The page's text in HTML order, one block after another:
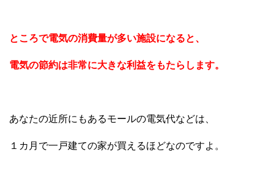
ところで電気の消費量が多い施設になると、
電気の節約は非常に大きな利益をもたらします。
あなたの近所にもあるモールの電気代などは、
１カ月で一戸建ての家が買えるほどなのですよ。